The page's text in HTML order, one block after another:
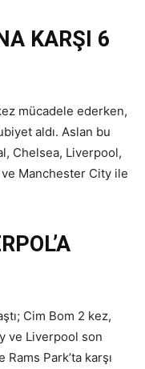
KARŞI 6
mücadele ederken,
aldı. Aslan bu
Chelsea, Liverpool,
Manchester City ile
Cim Bom 2 kez,
ve Liverpool son
Park’ta karşı